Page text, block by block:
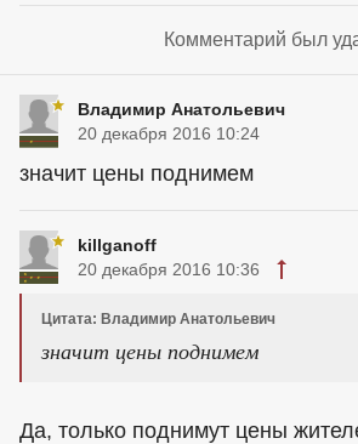
Комментарий был
Владимир Анатольевич
20 декабря 2016 10:24
значит цены поднимем
killganoff
20 декабря 2016 10:36
Цитата: Владимир Анатольевич
значит цены поднимем
Да, только поднимут цены